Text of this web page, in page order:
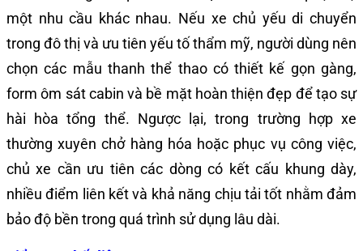
một nhu cầu khác nhau. Nếu xe chủ yếu di chuyển
trong đô thị và ưu tiên yếu tố thẩm mỹ, người dùng nên
chọn các mẫu thanh thể thao có thiết kế gọn gàng,
form ôm sát cabin và bề mặt hoàn thiện đẹp để tạo sự
hài hòa tổng thể. Ngược lại, trong trường hợp xe
thường xuyên chở hàng hóa hoặc phục vụ công việc,
chủ xe cần ưu tiên các dòng có kết cấu khung dày,
nhiều điểm liên kết và khả năng chịu tải tốt nhằm đảm
bảo độ bền trong quá trình sử dụng lâu dài.